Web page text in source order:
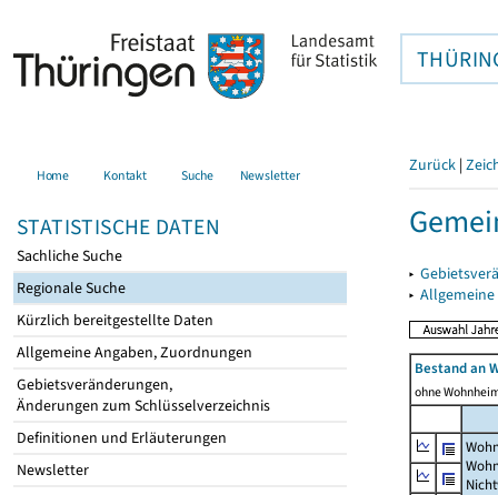
Home Kontakt Suche Newsletter
STATISTISCHE DATEN
Sachliche Suche
Regionale Suche
Kürzlich bereitgestellte Daten
Allgemeine Angaben, Zuordnungen
Gebietsveränderungen,
Änderungen zum Schlüsselverzeichnis
Definitionen und Erläuterungen
Newsletter
Zurück |
▸
▸
Bestand an
ohne